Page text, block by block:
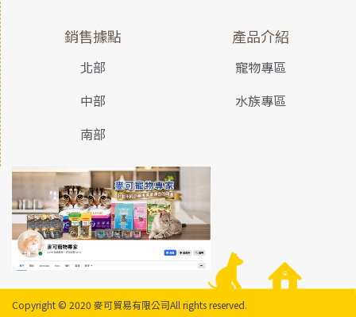
銷售據點
北部
中部
南部
產品介紹
寵物專區
水族專區
Copyright © 2020 麥可貿易有限公司All rights reserved.